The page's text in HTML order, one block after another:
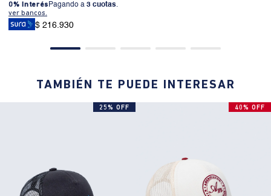
0% Interés Pagando a 3 cuotas.
ver bancos.
$ 216.930
TAMBIÉN TE PUEDE INTERESAR
25% OFF 40% OFF